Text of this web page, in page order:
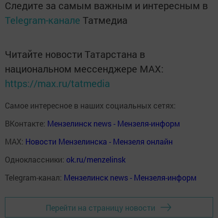
Следите за самым важным и интересным в
Telegram-канале Татмедиа
Читайте новости Татарстана в
национальном мессенджере MАХ:
https://max.ru/tatmedia
Самое интересное в наших социальных сетях:
ВКонтакте: Мензелинск news - Мензеля-информ
MAX: Новости Мензелинска - Мензеля онлайн
Одноклассники: ok.ru/menzelinsk
Telegram-канал: Мензелинск news - Мензеля-информ
Перейти на страницу новости